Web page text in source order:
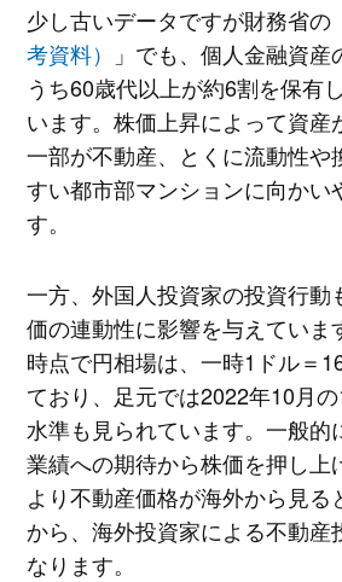
少し古いデータですが財務省の
考資料）
」でも、個人金融資
うち60歳代以上が約6割を保有
います。株価上昇によって資産
一部が不動産、とくに流動性や
すい都市部マンションに向かい
す。
一方、外国人投資家の投資行動
価の連動性に影響を与えていま
時点で円相場は、一時1ドル＝
ており、足元では2022年10月
水準も見られています。一般的
業績への期待から株価を押し上
より不動産価格が海外から見る
から、海外投資家による不動産
なります。